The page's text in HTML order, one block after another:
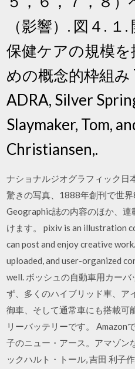
（影響）. 図４.
保健ケアの規模
めの概念的枠組み
ADRA, Silver
Slaymaker, Tom,
Christiansen,.
ナショナルジオグラフィック日
驚きの写真、1888年創刊で世
Geographic誌の内容のほか、
けます。 pixiv is an illustration
can post and enjoy creative
uploaded, and user-organized
well. ボッシュの自動車用カー
ず、多くのハイブリッド車、ア
御車、そして通常車にも搭載可
リーバッテリーです。 Amazon
子のニュー・アース。アマゾン
ックハルト・トール, 吉田 利子